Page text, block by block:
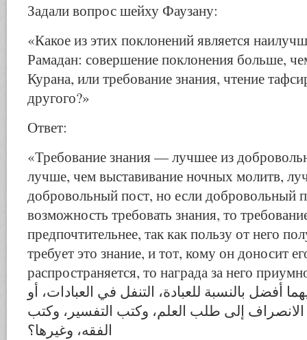
Задали вопрос шейху Фаузану:
«Какое из этих поклонений является
Рамадан: совершение поклонения больше,
Курана, или требование знания, чтение
другого?»
Ответ:
«Требование знания — лучшее из
лучше, чем выставивание ночных молитв,
добровольный пост, но если добровольный
возможность требовать знания, то
предпочтительнее, так как пользу от него
требует это знание, и тот, кому он доносит
распространяется, то награда за него
أفضل بالنسبة للعبادة، التنفل في العبادات، أو
الانصراف إلى طلب العلم، وكتب التفسير، وكتب
الفقه، وغيرها؟